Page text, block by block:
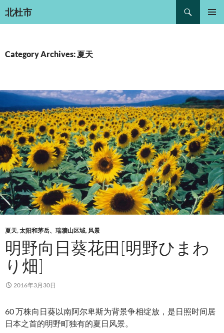
北杜市
Search
Category Archives: 夏天
夏天,太阳和茅岳、瑞牆山区域, 风景
明野向日葵花田[明野ひまわ
り畑]
2016年3月30日
60 万株向日葵以南阿尔卑斯为背景争相绽放，是日照时间居
日本之首的明野町独有的夏日风景。